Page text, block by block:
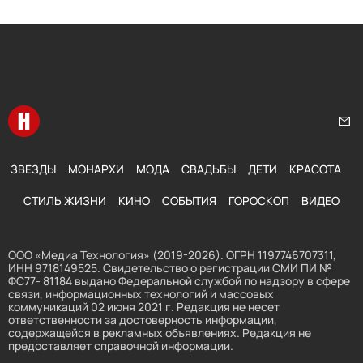
Перейти на главную
ЗВЕЗДЫ МОНАРХИ МОДА СВАДЬБЫ ДЕТИ КРАСОТА
СТИЛЬ ЖИЗНИ КИНО СОБЫТИЯ ГОРОСКОП ВИДЕО
ООО «Медиа Технология» (2019-2026). ОГРН 1197746707311,
ИНН 9718149525. Свидетельство о регистрации СМИ ПИ №
ФС77- 81184 выдано Федеральной службой по надзору в сфере
связи, информационных технологий и массовых
коммуникаций 02 июня 2021 г. Редакция не несет
ответственности за достоверность информации,
содержащейся в рекламных объявлениях. Редакция не
предоставляет справочной информации.